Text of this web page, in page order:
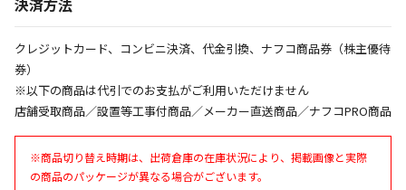
エアコンの取付工事が必要な商品です。別途費用が発
商品購入個数ごとに送料がかかる商品です
決済方法
クレジットカード、コンビニ決済、代金引換、ナフコ商品券（株主優待
券）
※以下の商品は代引でのお支払がご利用いただけません
店舗受取商品／設置等工事付商品／メーカー直送商品／ナフコPRO商品
※商品切り替え時期は、出荷倉庫の在庫状況により、掲載画像と実際
の商品のパッケージが異なる場合がございます。